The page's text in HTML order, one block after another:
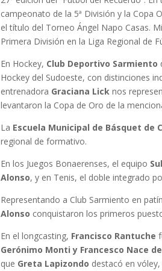
campeonato de la 5ª División y la Copa
el título del Torneo Ángel Napo Casas.
Primera División en la Liga Regional de
En Hockey, Club Deportivo Sarmiento
Hockey del Sudoeste, con distinciones
entrenadora Graciana Lick nos
levantaron la Copa de Oro de la
La Escuela Municipal de Básquet de
regional de formativo.
En los Juegos Bonaerenses, el equipo
Alonso, y en Tenis, el doble integrado
Representando a Club Sarmiento en
Alonso conquistaron los primeros
En el longcasting, Francisco Rantuche
Gerónimo Monti y Francesco Nace
que Greta Lapizondo destacó en